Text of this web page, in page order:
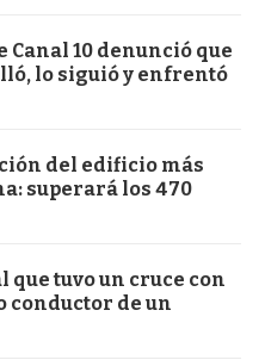
10 denunció que
lo siguió y enfrentó
del edificio más
superará los 470
que tuvo un cruce con
conductor de un